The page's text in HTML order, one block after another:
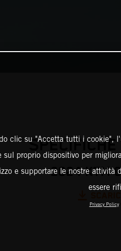
2024 KTM
clic su "Accetta tutti i cookie",
sul proprio dispositivo per
e supportare le nostre attività
essere
Privacy Policy